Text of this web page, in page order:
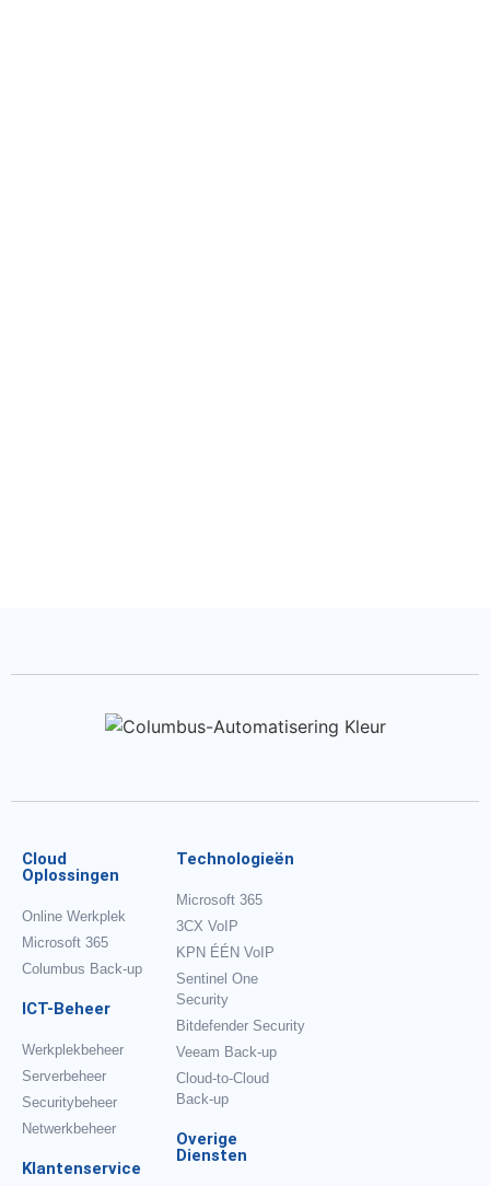
Cloud
Oplossingen
Online Werkplek
Microsoft 365
Columbus Back-up
ICT-Beheer
Werkplekbeheer
Serverbeheer
Securitybeheer
Netwerkbeheer
Klantenservice
Technologieën
Microsoft 365
3CX VoIP
KPN ÉÉN VoIP
Sentinel One
Security
Bitdefender Security
Veeam Back-up
Cloud-to-Cloud
Back-up
Overige
Diensten